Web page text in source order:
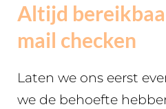
Altijd
mail checken
Laten we ons eerst
we de behoefte